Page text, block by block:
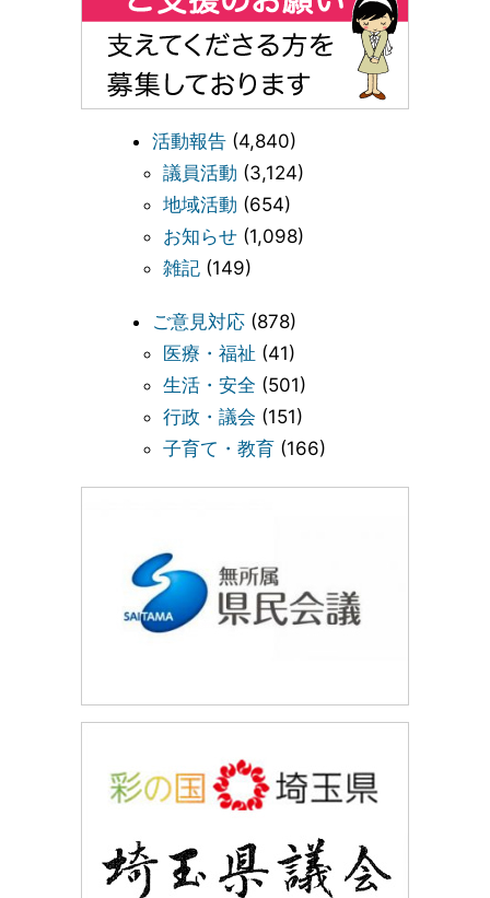
活動報告 (4,840)
議員活動 (3,124)
地域活動 (654)
お知らせ (1,098)
雑記 (149)
ご意見対応 (878)
医療・福祉 (41)
生活・安全 (501)
行政・議会 (151)
子育て・教育 (166)